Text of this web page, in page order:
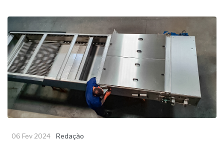
06 Fev 2024 Redação